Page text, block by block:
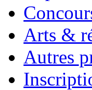
Arts &
Autres